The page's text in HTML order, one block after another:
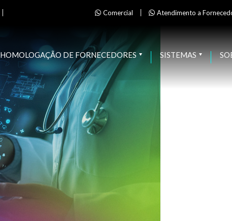
Comercial Atendimento a
HOMOLOGAÇÃO DE FORNECEDORES SISTEMAS